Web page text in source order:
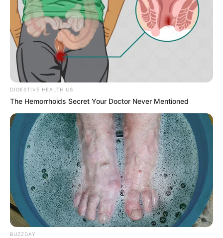
17:15 / 06 Avqust 2026 CƏMİYYƏT
Bakı-Qazax yolunda qəza -Yaralılar var -
VİDEO
93
16:55 / 06 Avqust 2026 CƏMİYYƏT
Dövlət dəstəyi almaq istəyən özəl
bağçalar üçünşərt açıqlandı
DIGESTIVE HEALTH US
The Hemorrhoids Secret Your Doctor Never Mentioned
BUZZDAY